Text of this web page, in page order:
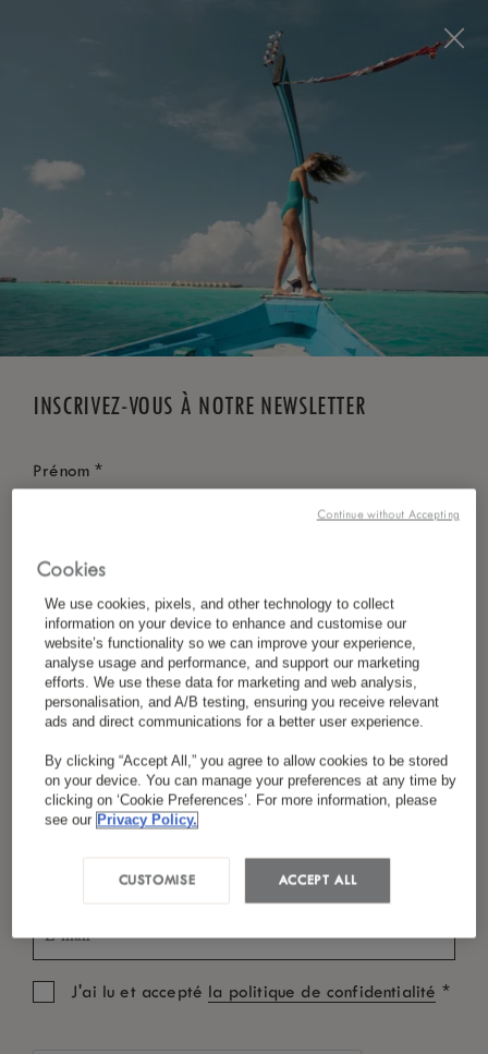
to enhance your experience
and make your visit easier and more comfortable.
RÉSERVEZ MAINTENANT
ANNULATION GRATUITE
INSCRIVEZ-VOUS À NOTRE NEWSLETTER
Prénom*
Nom*
Pays/Région*
Langue Préférée*
J'ai lu et accepté la politique de confidentialité *
Cookies
We use cookies, pixels, and other technology to collect
information on your device to enhance and customise our
website’s functionality so we can improve your experience,
analyse usage and performance, and support our marketing
efforts. We use these data for marketing and web analysis,
personalisation, and A/B testing, ensuring you receive relevant
ads and direct communications for a better user experience.
By clicking “Accept All,” you agree to allow cookies to be stored
on your device. You can manage your preferences at any time by
clicking on ‘Cookie Preferences’. For more information, please
see our Privacy Policy.
ACCEPT ALL
CUSTOMISE
Continue without Accepting